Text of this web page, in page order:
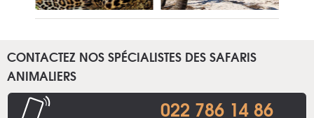
CONTACTEZ NOS SPÉCIALISTES DES SAFARIS
ANIMALIERS
022 786 14 86